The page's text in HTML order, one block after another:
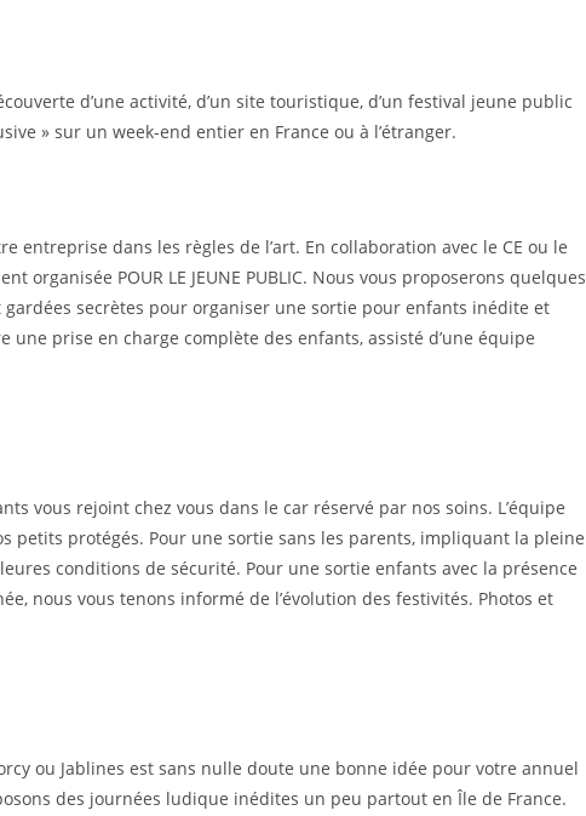
d’une activité, d’un site touristique, d’un festival jeune public
» sur un week-end entier en France ou à l’étranger.
entreprise dans les règles de l’art. En collaboration avec le CE ou le
POUR LE JEUNE PUBLIC. Nous vous proposerons quelques
secrètes pour organiser une sortie pour enfants inédite et
prise en charge complète des enfants, assisté d’une équipe
vous rejoint chez vous dans le car réservé par nos soins. L’équipe
petits protégés. Pour une sortie sans les parents, impliquant la pleine
conditions de sécurité. Pour une sortie enfants avec la présence
nous vous tenons informé de l’évolution des festivités. Photos et
ou Jablines est sans nulle doute une bonne idée pour votre annuel
des journées ludique inédites un peu partout en Île de France.